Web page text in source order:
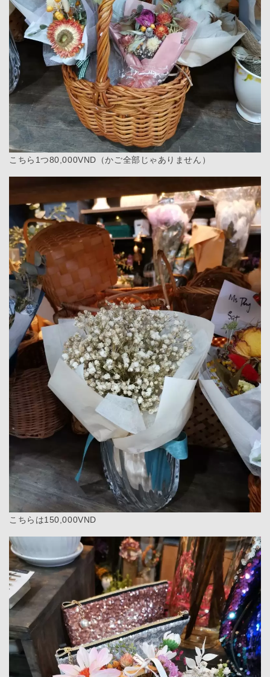
こちら1つ80,000VND（かご全部じゃありません）
こちらは150,000VND